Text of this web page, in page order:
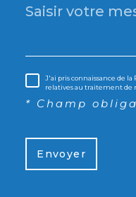
J'ai pris connaissance de
relatives au traitement de
* Champ
Envoyer